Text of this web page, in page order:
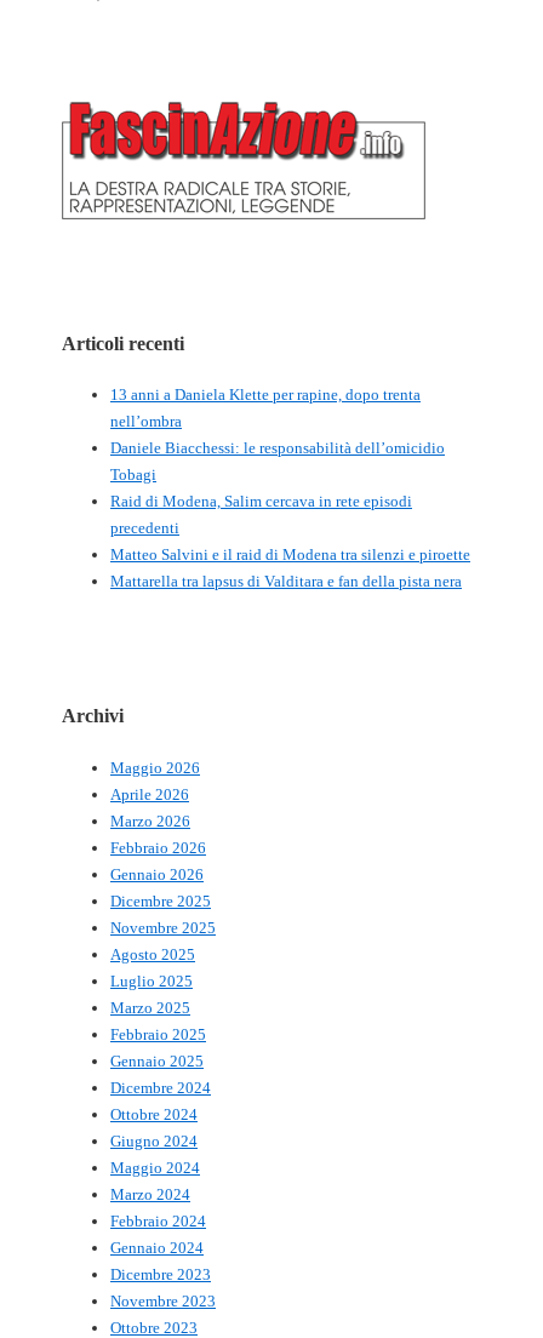
Articoli recenti
13 anni a Daniela Klette per rapine, dopo trenta
nell’ombra
Daniele Biacchessi: le responsabilità dell’omicidio
Tobagi
Raid di Modena, Salim cercava in rete episodi
precedenti
Matteo Salvini e il raid di Modena tra silenzi e piroette
Mattarella tra lapsus di Valditara e fan della pista nera
Archivi
Maggio 2026
Aprile 2026
Marzo 2026
Febbraio 2026
Gennaio 2026
Dicembre 2025
Novembre 2025
Agosto 2025
Luglio 2025
Marzo 2025
Febbraio 2025
Gennaio 2025
Dicembre 2024
Ottobre 2024
Giugno 2024
Maggio 2024
Marzo 2024
Febbraio 2024
Gennaio 2024
Dicembre 2023
Novembre 2023
Ottobre 2023